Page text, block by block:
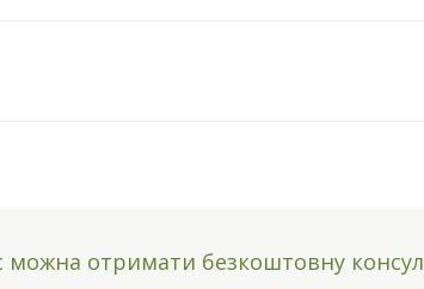
можна отримати безкоштовну